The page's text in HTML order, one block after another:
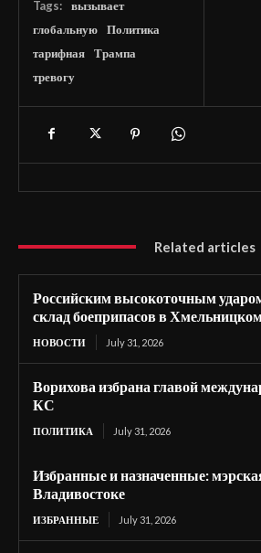
Tags:
вызывает
глобальную
Политика
тарифная
Трампа
тревогу
Related articles
Российским высокоточным
склад боеприпасов в
НОВОСТИ July 31, 2026
Ворихова избрана главой
КС
ПОЛИТИКА July 31, 2026
Избранные и назначенные:
Владивостоке
ИЗБРАННЫЕ July 31, 2026